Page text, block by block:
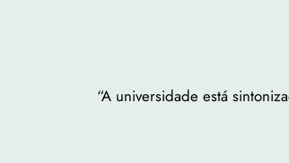
“A universidade está